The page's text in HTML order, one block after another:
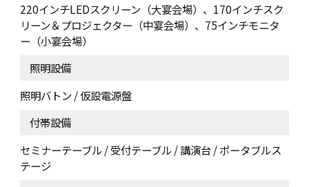
220インチLEDスクリーン（大宴会場）、170インチスク
リーン＆プロジェクター（中宴会場）、75インチモニタ
ー（小宴会場）
照明設備
照明バトン / 仮設電源盤
付帯設備
セミナーテーブル / 受付テーブル / 講演台 / ポータブルス
テージ